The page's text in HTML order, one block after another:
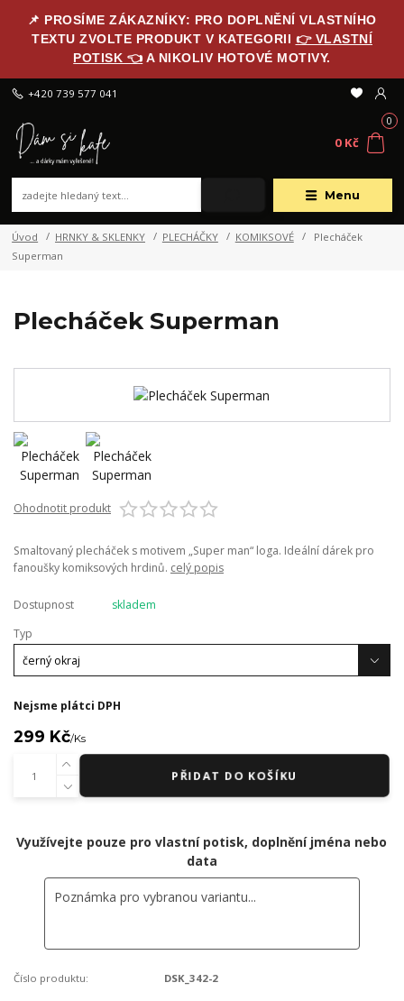
📌 PROSÍME ZÁKAZNÍKY: PRO DOPLNĚNÍ VLASTNÍHO
TEXTU ZVOLTE PRODUKT V KATEGORII 👉 VLASTNÍ
POTISK 👈 A NIKOLIV HOTOVÉ MOTIVY.
Menu
+420 739 577 041
0
0 Kč
Úvod HRNKY & SKLENKY PLECHÁČKY KOMIKSOVÉ
Plecháček
Superman
Plecháček Superman
Ohodnotit produkt
Smaltovaný plecháček s motivem „Super man“ loga. Ideální dárek pro
fanoušky komiksových hrdinů. celý popis
Dostupnost
skladem
Typ
Nejsme plátci DPH
299 Kč/Ks
PŘIDAT DO KOŠÍKU
Využívejte pouze pro vlastní potisk, doplnění jména nebo
data
Číslo produktu: DSK_342-2